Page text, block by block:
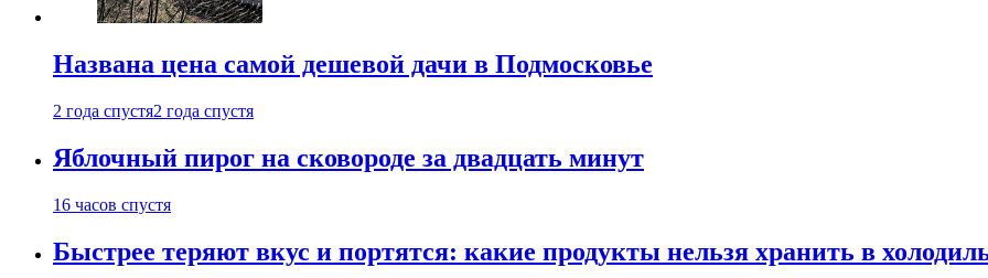
Названа цена самой дешевой дачи в Подмосковье
2 года спустя2 года спустя
Яблочный пирог на сковороде за двадцать минут
16 часов спустя
Быстрее теряют вкус и портятся: какие продукты нельзя хранить в